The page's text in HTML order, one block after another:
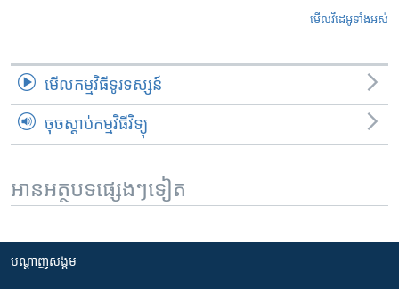
មើល​វីដេអូ​ទាំង​អស់
មើល​កម្មវិធី​ទូរទស្សន៍
ចុចស្តាប់កម្មវិធីវិទ្យុ
អានអត្ថបទផ្សេងៗទៀត
បណ្តាញ​សង្គម